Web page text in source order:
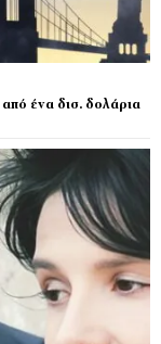
ένα δισ. δολάρια